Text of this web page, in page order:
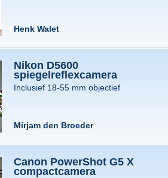
Henk Walet
Nikon D5600
spiegelreflexcamera
Inclusief 18-55 mm objectief
Mirjam den Broeder
Canon PowerShot G5 X
compactcamera